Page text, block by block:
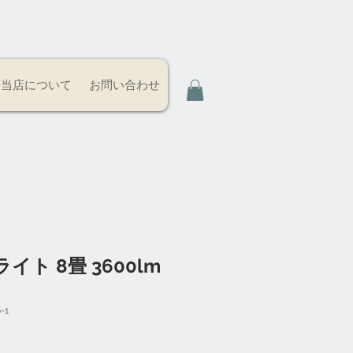
当店について お問い合わせ
イト 8畳 3600lm
1